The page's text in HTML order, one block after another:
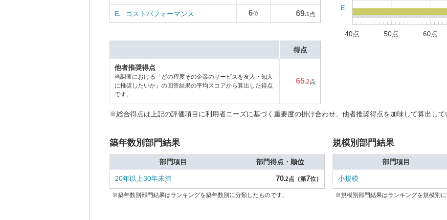
E. コストパフォーマンス 6位 69.1点
E
40点 50点 60点
得点
他者推奨得点
当調査における「どの程度その企業のサービスを友人・知人
に推奨したいか」の回答結果の平均スコアから算出した得点
です。
65.2点
※総合得点は上記の評価項目に利用者ニーズに基づく重要度の掛け合わせ、他者推奨得点を加味して算出して
築年数別部門結果
部門項目 部門得点・順位
20年以上30年未満 70.2点（第7位）
※築年数別部門結果はランキングを築年数別に分類したものです。
規模別部門結果
部門項目
小規模
※規模別部門結果はランキングを規模別に